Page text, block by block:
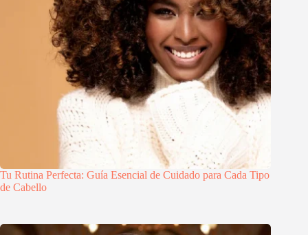
Tu Rutina Perfecta: Guía Esencial de Cuidado para Cada Tipo
de Cabello